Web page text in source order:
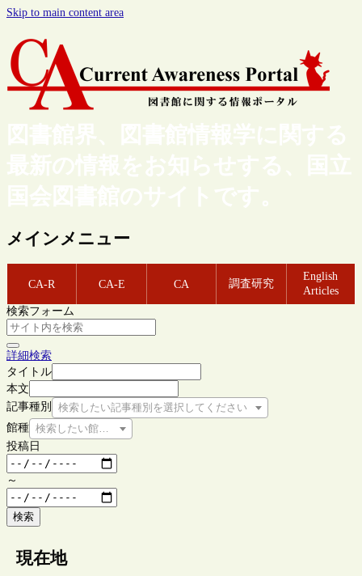
Skip to main content area
図書館界、図書館情報学に関する
最新の情報をお知らせする、国立
国会図書館のサイトです。
メインメニュー
CA-R CA-E CA 調査研究
English
Articles
検索フォーム
詳細検索
タイトル
本文
記事種別
検索したい記事種別を選択してください
館種 検索したい館種を選択してください
投稿日
～
検索
現在地